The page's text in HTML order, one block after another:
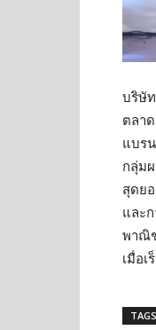
บริษั
ตลา
แบร
กลุ่ม
สุดย
และ
พาณิ
เมื่อเ
TAGS